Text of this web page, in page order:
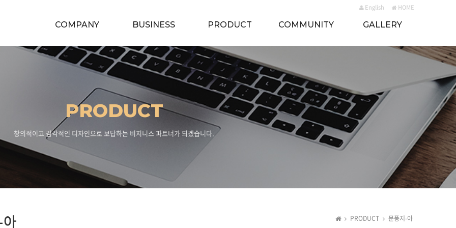
English HOME
COMPANY BUSINESS PRODUCT COMMUNITY GALLERY
PRODUCT
창의적이고 감각적인 디자인으로 보답하는 비지니스 파트너가 되겠습니다.
PRODUCT 문풍지-아